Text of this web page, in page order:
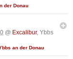
der Donau
@ Excalibur, Ybbs
an der Donau